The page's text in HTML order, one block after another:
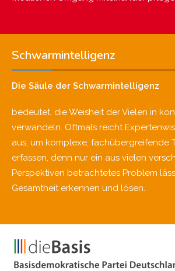
Schwarmintelligenz
Die Säule der Schwarmintelligenz
bedeutet, die Weisheit der Vielen in
verwandeln. Oftmals reicht
aus, um komplexe, fachübergreifende
erfassen, denn nur ein aus vielen
Perspektiven betrachtetes Problem
Gesamtheit erkennen und lösen.